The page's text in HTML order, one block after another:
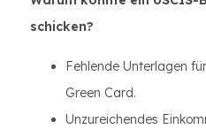
schicken?
Fehlende Unterlagen
Green Card.
Unzureichendes